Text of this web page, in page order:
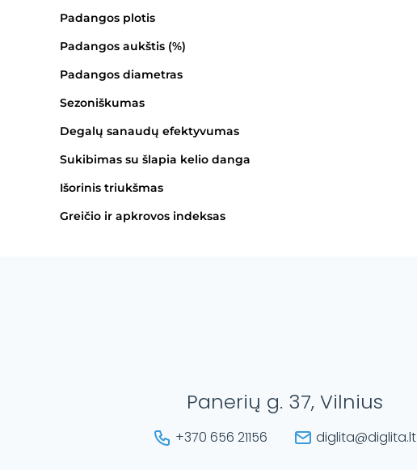
Padangos plotis
Padangos aukštis (%)
Padangos diametras
Sezoniškumas
Degalų sanaudų efektyvumas
Sukibimas su šlapia kelio danga
Išorinis triukšmas
Greičio ir apkrovos indeksas
Panerių g. 37, Vilnius
+370 656 21156 diglita@diglita.lt